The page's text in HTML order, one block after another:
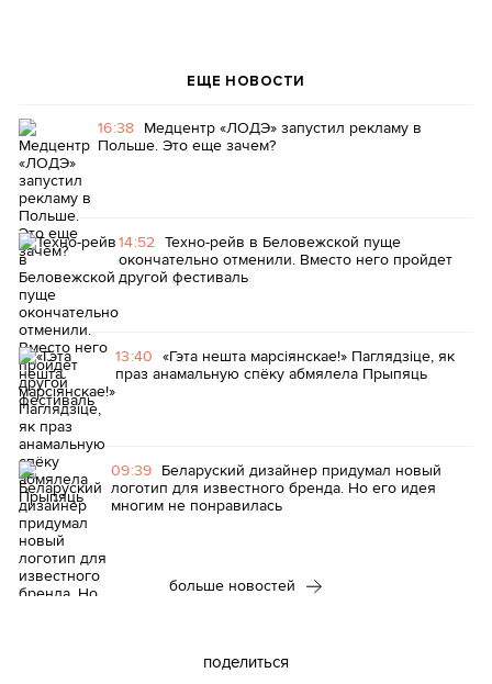
ЕЩЕ НОВОСТИ
16:38 Медцентр «ЛОДЭ» запустил рекламу в
Польше. Это еще зачем?
14:52 Техно-рейв в Беловежской пуще
окончательно отменили. Вместо него пройдет
другой фестиваль
13:40 «Гэта нешта марсіянскае!» Паглядзіце, як
праз анамальную спёку абмялела Прыпяць
09:39 Беларуский дизайнер придумал новый
логотип для известного бренда. Но его идея
многим не понравилась
больше новостей
поделиться